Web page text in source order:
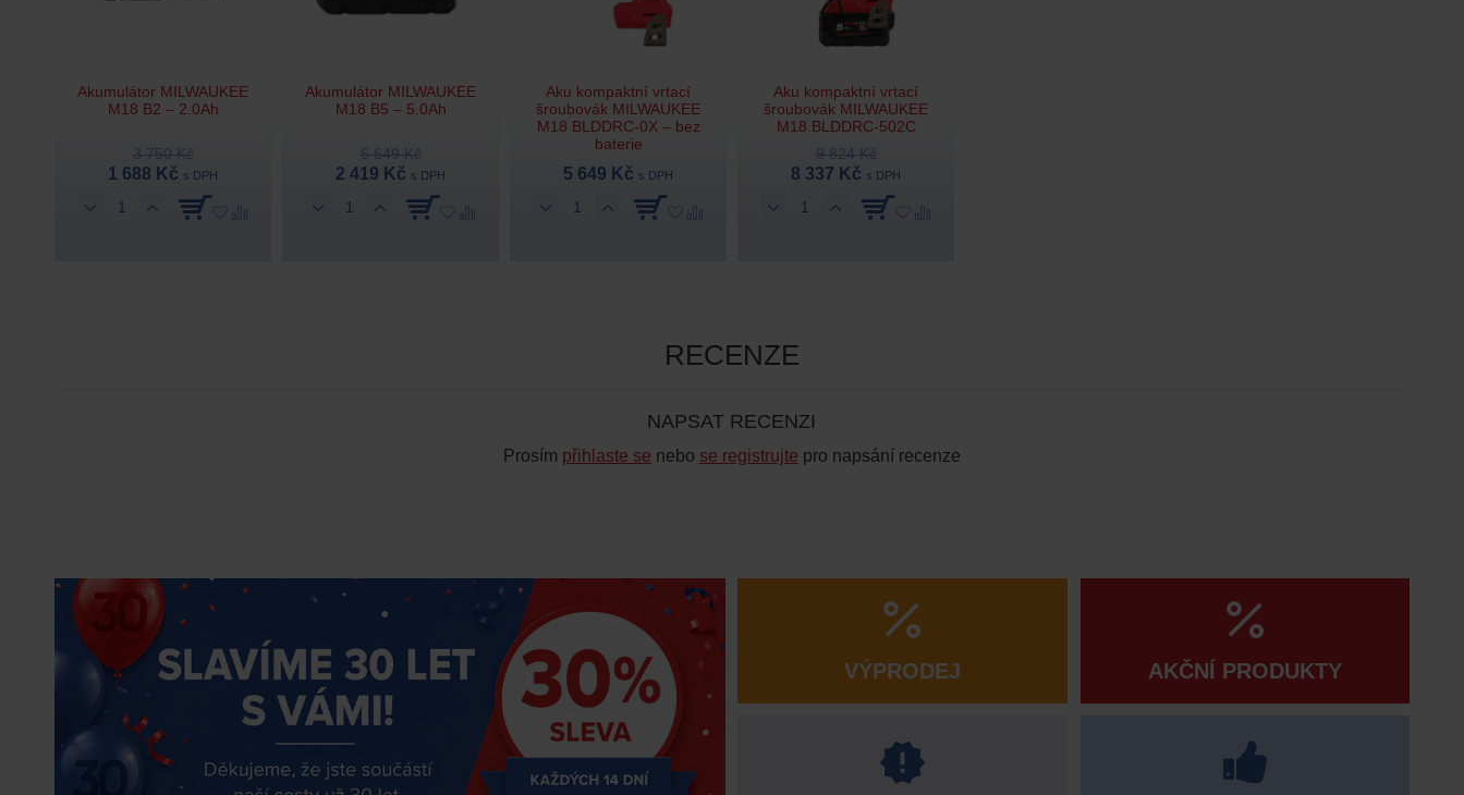
Akumulátor MILWAUKEE
M18 B2 – 2.0Ah
3 750 Kč
1 688 Kč s DPH
Akumulátor MILWAUKEE
M18 B5 – 5.0Ah
5 649 Kč
2 419 Kč s DPH
Aku kompaktní vrtací
šroubovák MILWAUKEE
M18 BLDDRC-0X – bez
baterie
5 649 Kč s DPH
Aku kompaktní vrtací
šroubovák MILWAUKEE
M18 BLDDRC-502C
9 824 Kč
8 337 Kč s DPH
RECENZE
NAPSAT RECENZI
Prosím přihlaste se nebo se registrujte pro napsání recenze
VÝPRODEJ AKČNÍ PRODUKTY